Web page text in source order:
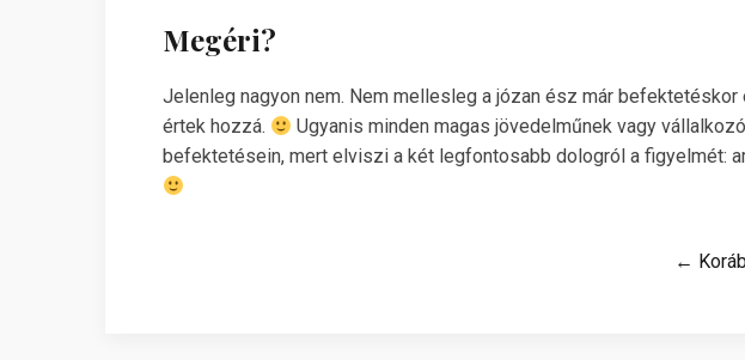
Megéri?
Jelenleg nagyon nem. Nem mellesleg a józan ész már
értek hozzá.
Ugyanis minden magas jövedelműnek vagy
befektetésein, mert elviszi a két legfontosabb dologról a figyelmét:
←